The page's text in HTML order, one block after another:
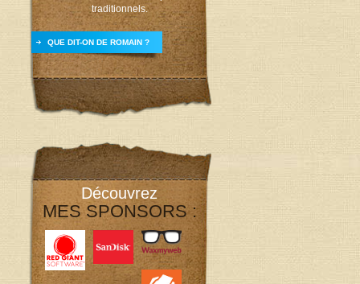
traditionnels.
QUE DIT-ON DE ROMAIN ?
Découvrez
MES SPONSORS :